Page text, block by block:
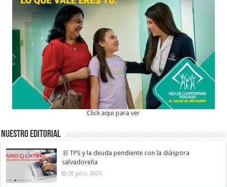
Click aqui para ver
Nuestro Editorial
El TPS y la deuda pendiente con la diáspora
salvadoreña
20 julio, 2026